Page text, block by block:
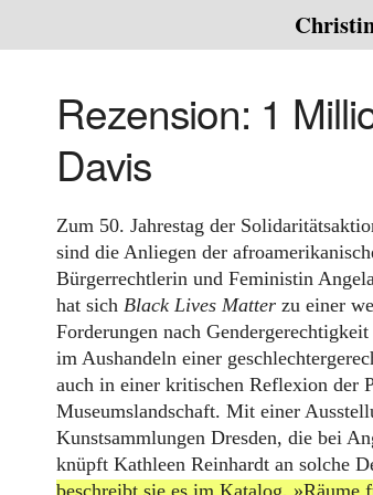
Rezension: 1
Davis
Zum 50. Jahrestag der
sind die Anliegen der
Bürgerrechtlerin und Feministin
hat sichBlack Lives Matter zu einer
Forderungen nach
im Aushandeln einer
auch in einer kritischen Reflexion der
Museumslandschaft. Mit einer
Kunstsammlungen Dresden, die bei
knüpft Kathleen Reinhardt an solche